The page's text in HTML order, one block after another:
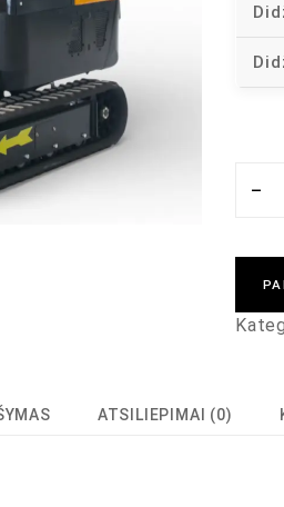
−
ATSILIEPIMAI (0)